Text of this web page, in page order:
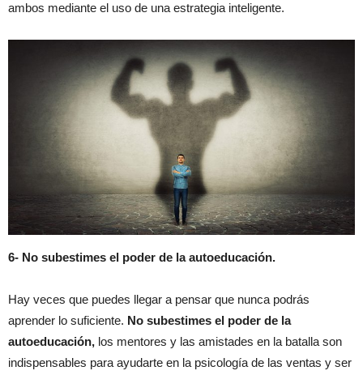
ambos mediante el uso de una estrategia inteligente.
6- No subestimes el poder de la autoeducación.
Hay veces que puedes llegar a pensar que nunca podrás
aprender lo suficiente. No subestimes el poder de la
autoeducación, los mentores y las amistades en la batalla son
indispensables para ayudarte en la psicología de las ventas y ser